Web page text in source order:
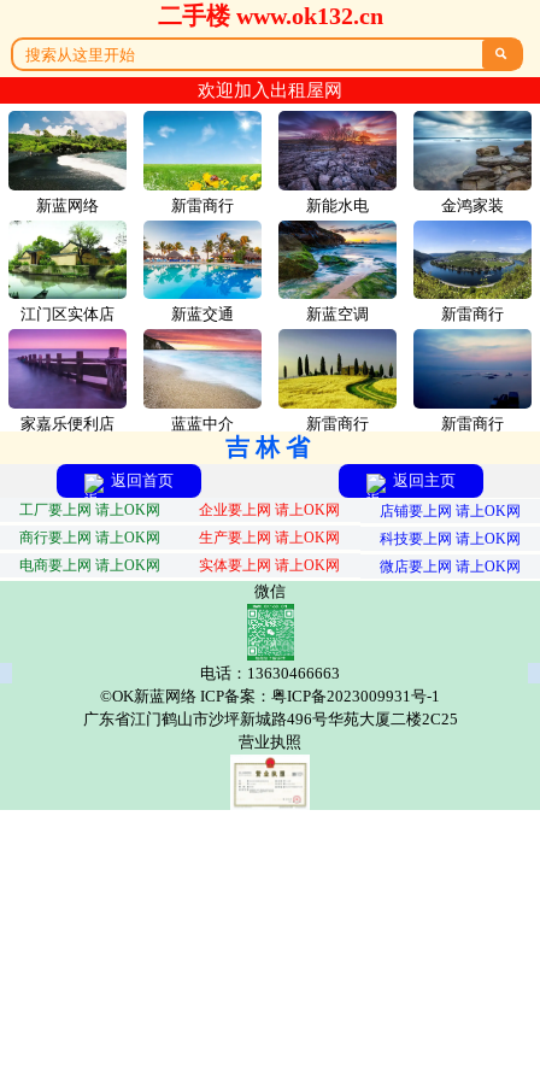
二手楼 www.ok132.cn

欢迎加入出租屋网
新蓝网络 新雷商行
江门区实体店 新蓝交通
家嘉乐便利店 蓝蓝中介
新能水电 金鸿家装
新蓝空调 新雷商行
新雷商行 新雷商行
吉林省
返回首页 返回主页
工厂要上网 请上OK网 企业要上网 请上OK网
店铺要上网 请上OK网
商行要上网 请上OK网
生产要上网 请上OK网
科技要上网 请上OK网
电商要上网 请上OK网
实体要上网 请上OK网 微店要上网 请上OK网
微信
电话：13630466663
©OK新蓝网络 ICP备案：粤ICP备2023009931号-1
广东省江门鹤山市沙坪新城路496号华苑大厦二楼2C25
营业执照